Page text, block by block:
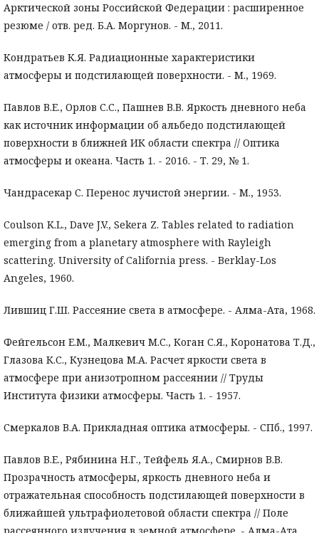
Арктической зоны Российской Федерации : расширенное
резюме / отв. ред. Б.А. Моргунов. - М., 2011.
Кондратьев К.Я. Радиационные характеристики
атмосферы и подстилающей поверхности. - М., 1969.
Павлов В.Е., Орлов С.С., Пашнев В.В. Яркость дневного неба
как источник информации об альбедо подстилающей
поверхности в ближней ИК области спектра // Оптика
атмосферы и океана. Часть 1. - 2016. - Т. 29, № 1.
Чандрасекар С. Перенос лучистой энергии. - М., 1953.
Coulson K.L., Dave J.V., Sekera Z. Tables related to radiation
emerging from a planetary atmosphere with Rayleigh
scattering. University of California press. - Berklay-Los
Angeles, 1960.
Лившиц Г.Ш. Рассеяние света в атмосфере. - Алма-Ата, 1968.
Фейгельсон Е.М., Малкевич М.С., Коган С.Я., Коронатова Т.Д.,
Глазова К.С., Кузнецова М.А. Расчет яркости света в
атмосфере при анизотропном рассеянии // Труды
Института физики атмосферы. Часть 1. - 1957.
Смеркалов В.А. Прикладная оптика атмосферы. - СПб., 1997.
Павлов В.Е., Рябинина Н.Г., Тейфель Я.А., Смирнов В.В.
Прозрачность атмосферы, яркость дневного неба и
отражательная способность подстилающей поверхности в
ближайшей ультрафиолетовой области спектра // Поле